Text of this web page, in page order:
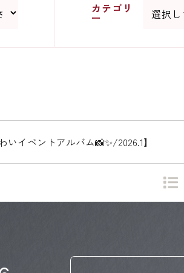
カテゴリ
ー
イベントアルバム📸✨/2026.1】